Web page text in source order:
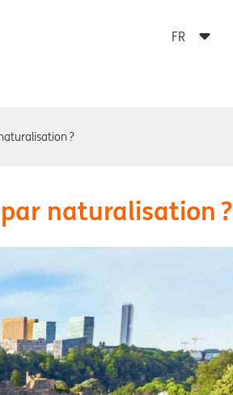
?
naturalisation ?